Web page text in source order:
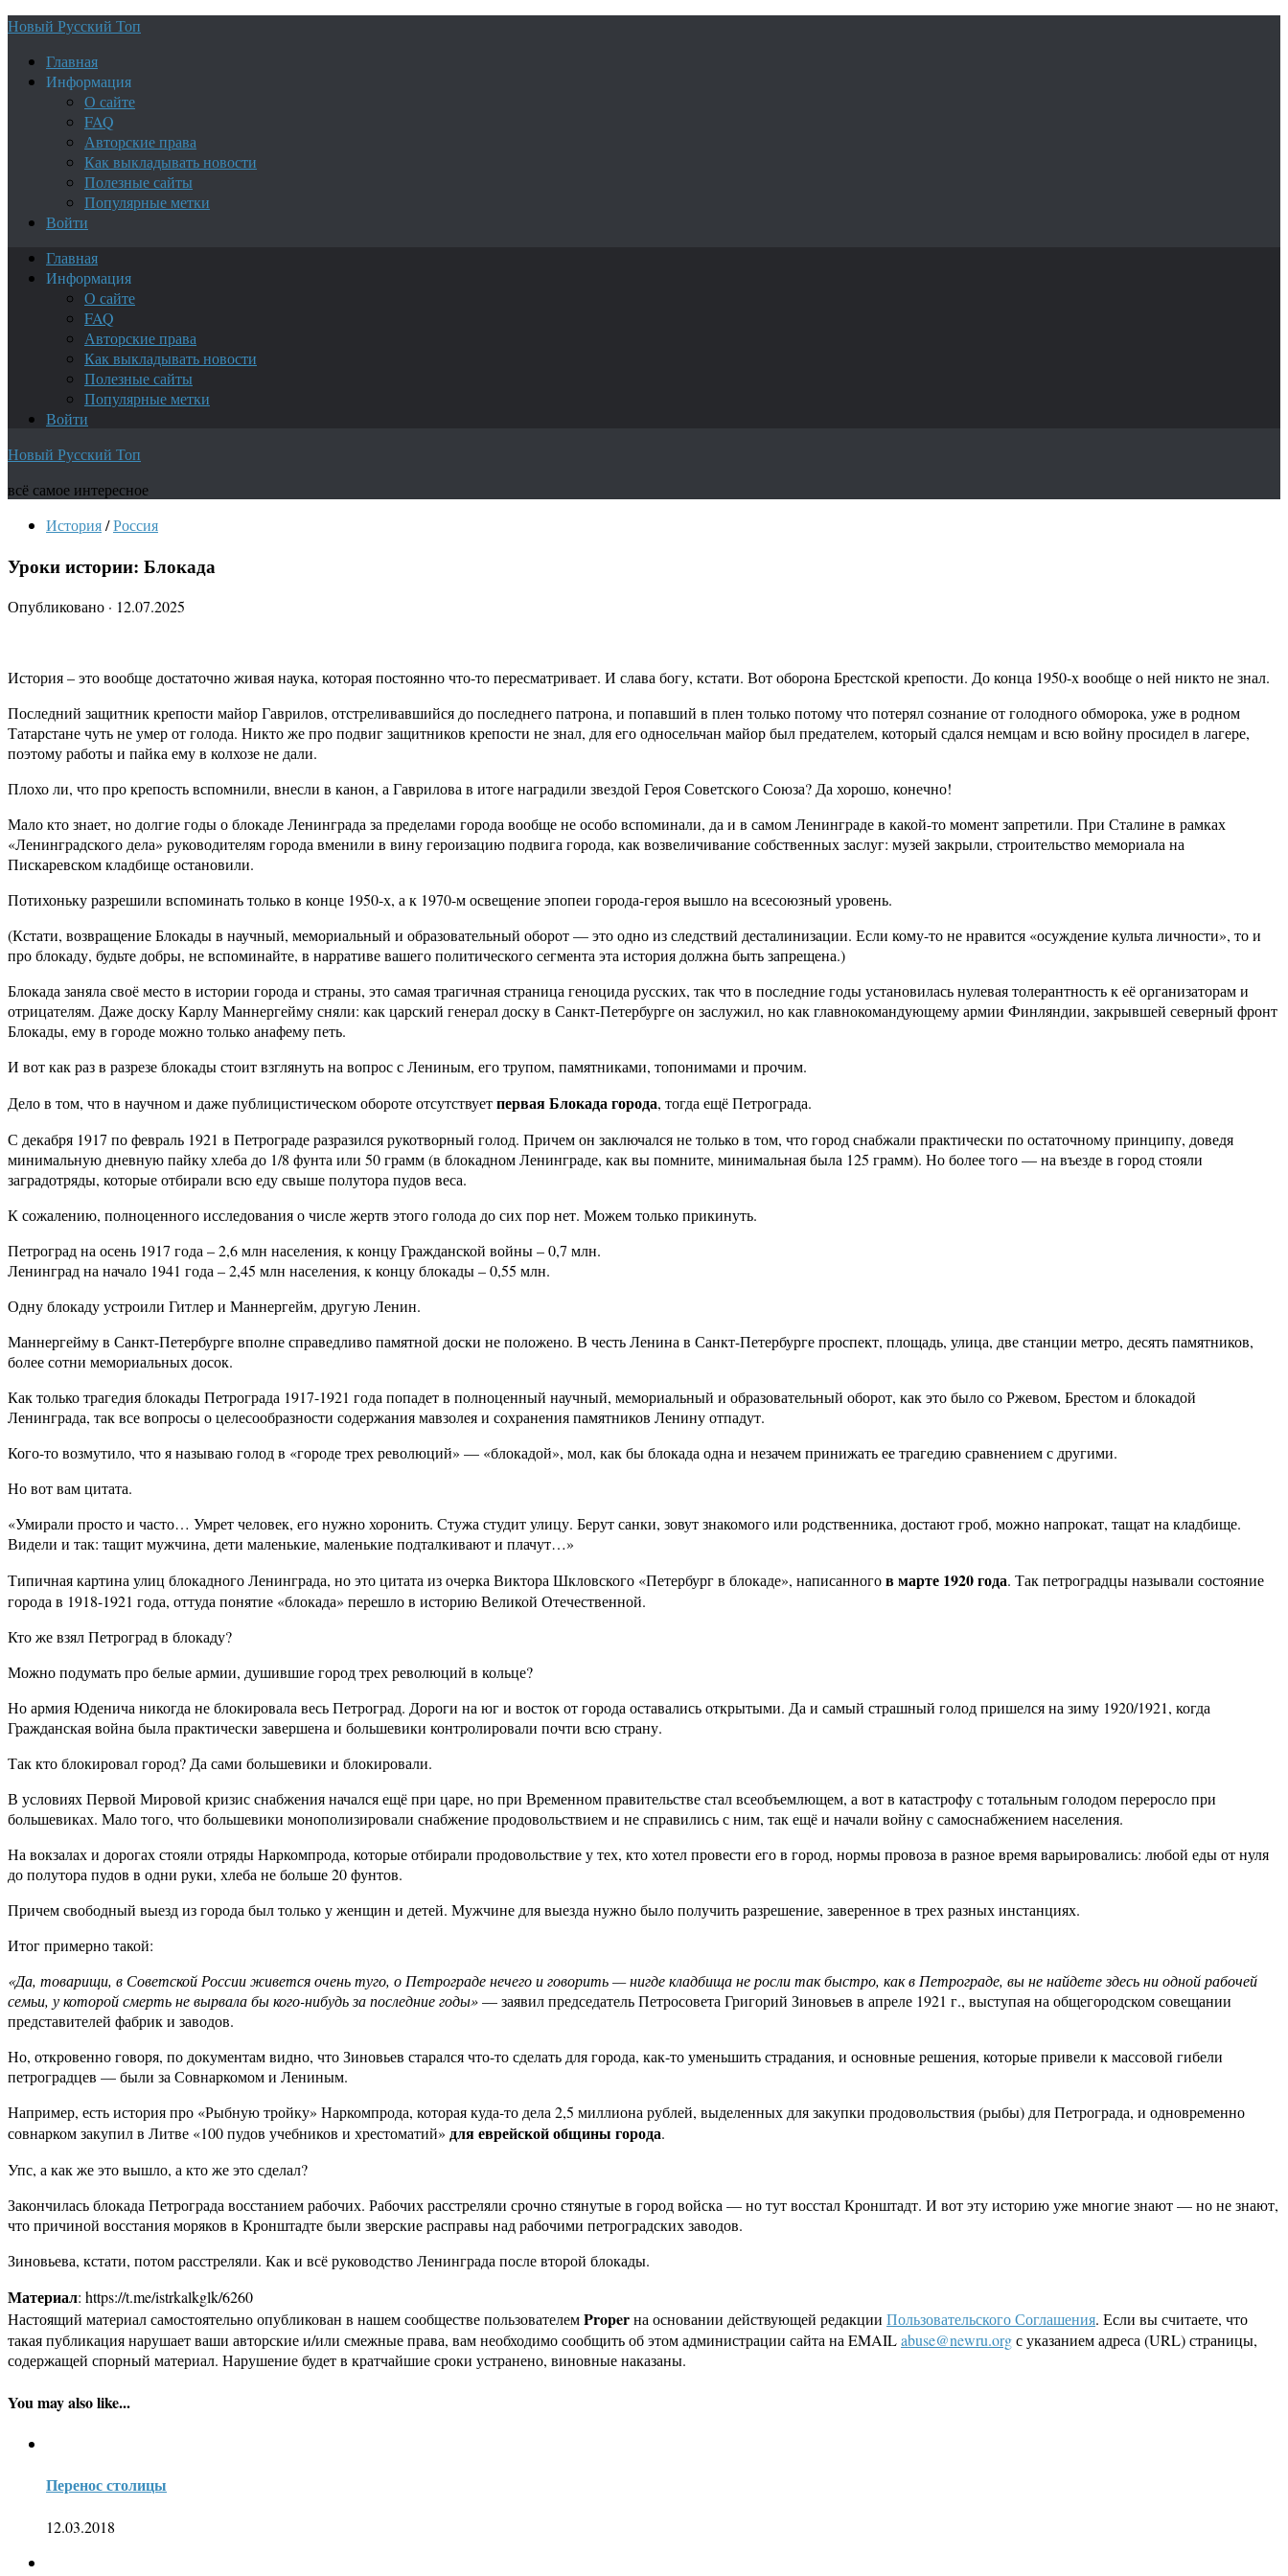
Новый Русский Топ
Главная
Информация
О сайте
FAQ
Авторские права
Как выкладывать новости
Полезные сайты
Популярные метки
Войти
Главная
Информация
О сайте
FAQ
Авторские права
Как выкладывать новости
Полезные сайты
Популярные метки
Войти
Новый Русский Топ
всё самое интересное
История/Россия
Уроки истории: Блокада
Опубликовано · 12.07.2025
История – это вообще достаточно живая наука, которая постоянно что-то пересматривает. И слава богу, кстати. Вот оборона Брестской крепости. До конца 1950-х вообще о ней никто не знал.
Последний защитник крепости майор Гаврилов, отстреливавшийся до последнего патрона, и попавший в плен только потому что потерял сознание от голодного обморока, уже в родном
Татарстане чуть не умер от голода. Никто же про подвиг защитников крепости не знал, для его односельчан майор был предателем, который сдался немцам и всю войну просидел в лагере,
поэтому работы и пайка ему в колхозе не дали.
Плохо ли, что про крепость вспомнили, внесли в канон, а Гаврилова в итоге наградили звездой Героя Советского Союза? Да хорошо, конечно!
Мало кто знает, но долгие годы о блокаде Ленинграда за пределами города вообще не особо вспоминали, да и в самом Ленинграде в какой-то момент запретили. При Сталине в рамках
«Ленинградского дела» руководителям города вменили в вину героизацию подвига города, как возвеличивание собственных заслуг: музей закрыли, строительство мемориала на
Пискаревском кладбище остановили.
Потихоньку разрешили вспоминать только в конце 1950-х, а к 1970-м освещение эпопеи города-героя вышло на всесоюзный уровень.
(Кстати, возвращение Блокады в научный, мемориальный и образовательный оборот — это одно из следствий десталинизации. Если кому-то не нравится «осуждение культа личности», то и
про блокаду, будьте добры, не вспоминайте, в нарративе вашего политического сегмента эта история должна быть запрещена.)
Блокада заняла своё место в истории города и страны, это самая трагичная страница геноцида русских, так что в последние годы установилась нулевая толерантность к её организаторам и
отрицателям. Даже доску Карлу Маннергейму сняли: как царский генерал доску в Санкт-Петербурге он заслужил, но как главнокомандующему армии Финляндии, закрывшей северный фронт
Блокады, ему в городе можно только анафему петь.
И вот как раз в разрезе блокады стоит взглянуть на вопрос с Лениным, его трупом, памятниками, топонимами и прочим.
Дело в том, что в научном и даже публицистическом обороте отсутствуетпервая Блокада города, тогда ещё Петрограда.
С декабря 1917 по февраль 1921 в Петрограде разразился рукотворный голод. Причем он заключался не только в том, что город снабжали практически по остаточному принципу, доведя
минимальную дневную пайку хлеба до 1/8 фунта или 50 грамм (в блокадном Ленинграде, как вы помните, минимальная была 125 грамм). Но более того — на въезде в город стояли
заградотряды, которые отбирали всю еду свыше полутора пудов веса.
К сожалению, полноценного исследования о числе жертв этого голода до сих пор нет. Можем только прикинуть.
Петроград на осень 1917 года – 2,6 млн населения, к концу Гражданской войны – 0,7 млн.
Ленинград на начало 1941 года – 2,45 млн населения, к концу блокады – 0,55 млн.
Одну блокаду устроили Гитлер и Маннергейм, другую Ленин.
Маннергейму в Санкт-Петербурге вполне справедливо памятной доски не положено. В честь Ленина в Санкт-Петербурге проспект, площадь, улица, две станции метро, десять памятников,
более сотни мемориальных досок.
Как только трагедия блокады Петрограда 1917-1921 года попадет в полноценный научный, мемориальный и образовательный оборот, как это было со Ржевом, Брестом и блокадой
Ленинграда, так все вопросы о целесообразности содержания мавзолея и сохранения памятников Ленину отпадут.
Кого-то возмутило, что я называю голод в «городе трех революций» — «блокадой», мол, как бы блокада одна и незачем принижать ее трагедию сравнением с другими.
Но вот вам цитата.
«Умирали просто и часто… Умрет человек, его нужно хоронить. Стужа студит улицу. Берут санки, зовут знакомого или родственника, достают гроб, можно напрокат, тащат на кладбище.
Видели и так: тащит мужчина, дети маленькие, маленькие подталкивают и плачут…»
Типичная картина улиц блокадного Ленинграда, но это цитата из очерка Виктора Шкловского «Петербург в блокаде», написанногов марте 1920 года. Так петроградцы называли состояние
города в 1918-1921 года, оттуда понятие «блокада» перешло в историю Великой Отечественной.
Кто же взял Петроград в блокаду?
Можно подумать про белые армии, душившие город трех революций в кольце?
Но армия Юденича никогда не блокировала весь Петроград. Дороги на юг и восток от города оставались открытыми. Да и самый страшный голод пришелся на зиму 1920/1921, когда
Гражданская война была практически завершена и большевики контролировали почти всю страну.
Так кто блокировал город? Да сами большевики и блокировали.
В условиях Первой Мировой кризис снабжения начался ещё при царе, но при Временном правительстве стал всеобъемлющем, а вот в катастрофу с тотальным голодом переросло при
большевиках. Мало того, что большевики монополизировали снабжение продовольствием и не справились с ним, так ещё и начали войну с самоснабжением населения.
На вокзалах и дорогах стояли отряды Наркомпрода, которые отбирали продовольствие у тех, кто хотел провести его в город, нормы провоза в разное время варьировались: любой еды от нуля
до полутора пудов в одни руки, хлеба не больше 20 фунтов.
Причем свободный выезд из города был только у женщин и детей. Мужчине для выезда нужно было получить разрешение, заверенное в трех разных инстанциях.
Итог примерно такой:
«Да, товарищи, в Советской России живется очень туго, о Петрограде нечего и говорить — нигде кладбища не росли так быстро, как в Петрограде, вы не найдете здесь ни одной рабочей
семьи, у которой смерть не вырвала бы кого-нибудь за последние годы»— заявил председатель Петросовета Григорий Зиновьев в апреле 1921 г., выступая на общегородском совещании
представителей фабрик и заводов.
Но, откровенно говоря, по документам видно, что Зиновьев старался что-то сделать для города, как-то уменьшить страдания, и основные решения, которые привели к массовой гибели
петроградцев — были за Совнаркомом и Лениным.
Например, есть история про «Рыбную тройку» Наркомпрода, которая куда-то дела 2,5 миллиона рублей, выделенных для закупки продовольствия (рыбы) для Петрограда, и одновременно
совнарком закупил в Литве «100 пудов учебников и хрестоматий» для еврейской общины города.
Упс, а как же это вышло, а кто же это сделал?
Закончилась блокада Петрограда восстанием рабочих. Рабочих расстреляли срочно стянутые в город войска — но тут восстал Кронштадт. И вот эту историю уже многие знают — но не знают,
что причиной восстания моряков в Кронштадте были зверские расправы над рабочими петроградских заводов.
Зиновьева, кстати, потом расстреляли. Как и всё руководство Ленинграда после второй блокады.
Материал: https://t.me/istrkalkglk/6260
Настоящий материал самостоятельно опубликован в нашем сообществе пользователемProperна основании действующей редакции Пользовательского Соглашения. Если вы считаете, что
такая публикация нарушает ваши авторские и/или смежные права, вам необходимо сообщить об этом администрации сайта на EMAILabuse@newru.orgс указанием адреса (URL) страницы,
содержащей спорный материал. Нарушение будет в кратчайшие сроки устранено, виновные наказаны.
You may also like...
Перенос столицы
12.03.2018